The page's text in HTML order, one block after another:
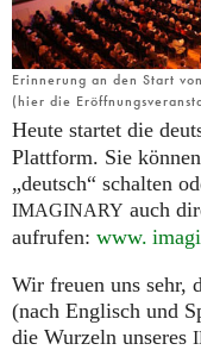
Erinnerung an den Start
(hier die
Heute startet die
Plattform. Sie
„deutsch“ schalten
IMAGINARY auch
aufrufen: www.
Wir freuen uns sehr,
(nach Englisch und
die Wurzeln unseres